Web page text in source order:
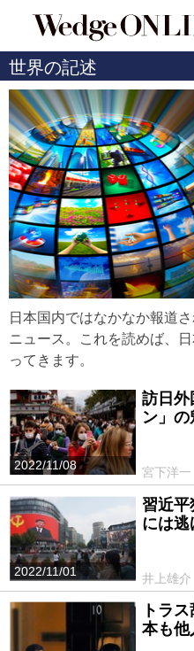
世界の記述
日本国内ではなかなか報道
ニュース。これを読めば、
ってきます。
2022/11/08
訪日外
ン」の
宮下洋一
2022/11/01
習近平
には逃
井上雄介
トラ
本も他